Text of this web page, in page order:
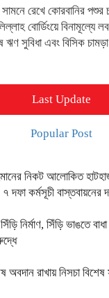
রেখে কোরবানির পশুর
বোর্ডিংয়ে বিনামূল্যে
ঋণ সুবিধা এবং বিসিক চামড়া
Last Update
Popular Post
নিকট আলোকিত
দফা কর্মসূচী বাস্তবায়নের
নির্মাণ, সিঁড়ি ভাঙতে
অবদান রাখায় নিসচা বিশেষ